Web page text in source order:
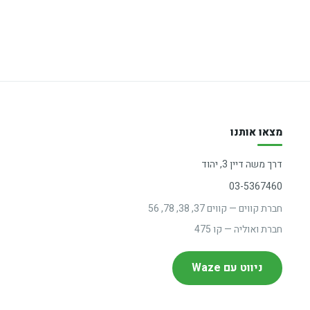
מצאו אותנו
דרך משה דיין 3, יהוד
03-5367460
חברת קווים — קווים 37, 38, 78, 56
חברת ואוליה — קו 475
ניווט עם Waze